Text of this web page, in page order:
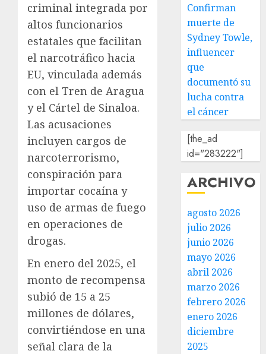
criminal integrada por
altos funcionarios
estatales que facilitan
el narcotráfico hacia
EU, vinculada además
con el Tren de Aragua
y el Cártel de Sinaloa.
Las acusaciones
incluyen cargos de
narcoterrorismo,
conspiración para
importar cocaína y
uso de armas de fuego
en operaciones de
drogas.
En enero del 2025, el
monto de recompensa
subió de 15 a 25
millones de dólares,
convirtiéndose en una
señal clara de la
Confirman
muerte de
Sydney Towle,
influencer
que
documentó su
lucha contra
el cáncer
[the_ad
id="283222"]
ARCHIVO
agosto 2026
julio 2026
junio 2026
mayo 2026
abril 2026
marzo 2026
febrero 2026
enero 2026
diciembre
2025